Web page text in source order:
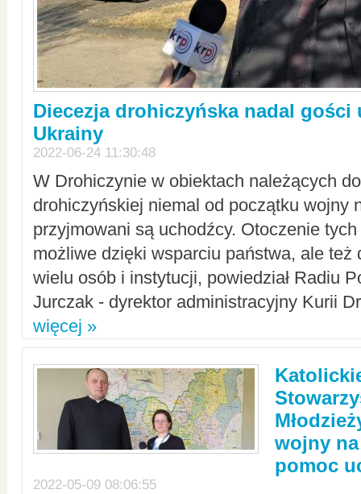
Diecezja drohiczyńska nadal gości
Ukrainy
2022-06-24 11:30:48
W Drohiczynie w obiektach należących
drohiczyńskiej niemal od początku wojny
przyjmowani są uchodźcy. Otoczenie
możliwe dzięki wsparciu państwa, ale też
wielu osób i instytucji, powiedział Radiu
Jurczak - dyrektor administracyjny Kurii
więcej »
wojny
pomoc
2022-05-09 08:06:55